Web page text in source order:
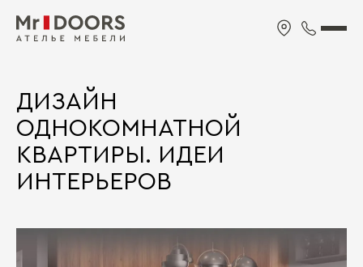
ДИЗАЙН
ОДНОКОМНАТНОЙ
КВАРТИРЫ. ИДЕИ
ИНТЕРЬЕРОВ